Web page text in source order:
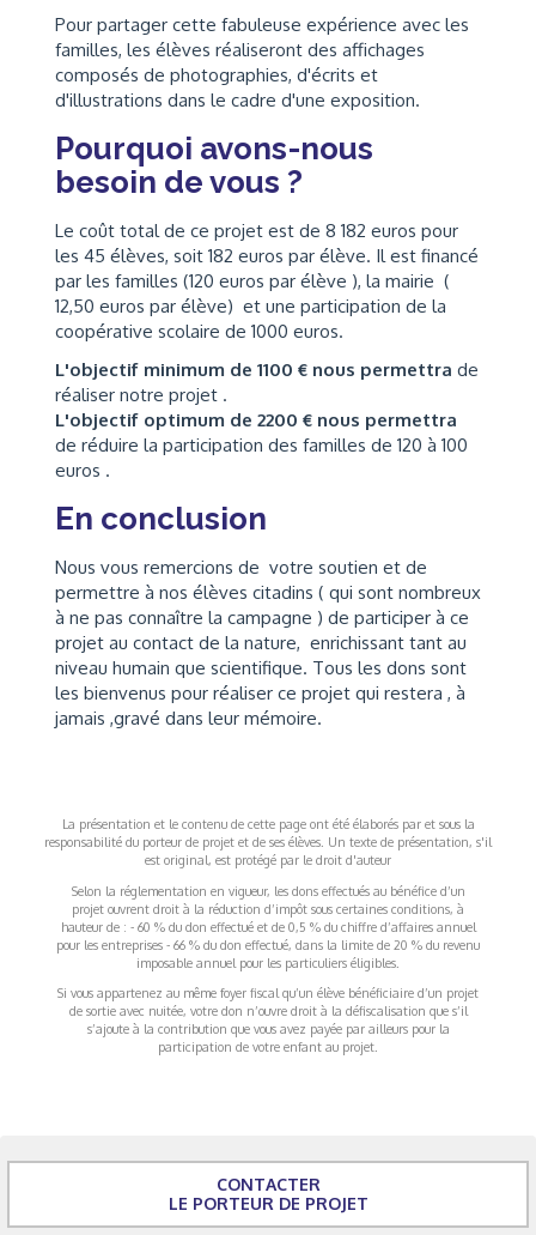
Pour partager cette fabuleuse expérience avec les
familles, les élèves réaliseront des affichages
composés de photographies, d'écrits et
d'illustrations dans le cadre d'une exposition.
Pourquoi avons-nous
besoin de vous ?
Le coût total de ce projet est de 8 182 euros pour
les 45 élèves, soit 182 euros par élève. Il est financé
par les familles (120 euros par élève ), la mairie (
12,50 euros par élève) et une participation de la
coopérative scolaire de 1000 euros.
L'objectif minimum de 1100 € nous permettra de
réaliser notre projet .
L'objectif optimum de 2200 € nous permettra
de réduire la participation des familles de 120 à 100
euros .
En conclusion
Nous vous remercions de votre soutien et de
permettre à nos élèves citadins ( qui sont nombreux
à ne pas connaître la campagne ) de participer à ce
projet au contact de la nature, enrichissant tant au
niveau humain que scientifique. Tous les dons sont
les bienvenus pour réaliser ce projet qui restera , à
jamais ,gravé dans leur mémoire.
La présentation et le contenu de cette page ont été élaborés par et sous la
responsabilité du porteur de projet et de ses élèves. Un texte de présentation, s'il
est original, est protégé par le droit d'auteur
Selon la réglementation en vigueur, les dons effectués au bénéfice d’un
projet ouvrent droit à la réduction d’impôt sous certaines conditions, à
hauteur de : - 60 % du don effectué et de 0,5 % du chiffre d’affaires annuel
pour les entreprises - 66 % du don effectué, dans la limite de 20 % du revenu
imposable annuel pour les particuliers éligibles.
Si vous appartenez au même foyer fiscal qu’un élève bénéficiaire d’un projet
de sortie avec nuitée, votre don n’ouvre droit à la défiscalisation que s’il
s’ajoute à la contribution que vous avez payée par ailleurs pour la
participation de votre enfant au projet.
CONTACTER
LE PORTEUR DE PROJET